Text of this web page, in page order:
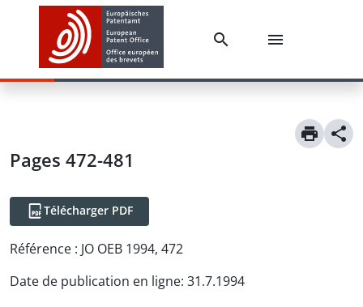
Pages 472-481
Télécharger PDF
Référence : JO OEB 1994, 472
Date de publication en ligne: 31.7.1994